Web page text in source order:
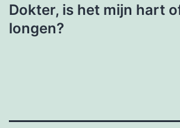
Dokter, is het mijn hart
longen?